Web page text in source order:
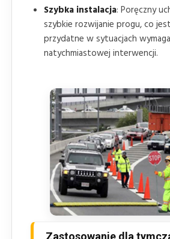
Szybka instalacja: Poręczny
szybkie rozwijanie progu, co
przydatne w sytuacjach
natychmiastowej interwencji.
Zastosowanie dla